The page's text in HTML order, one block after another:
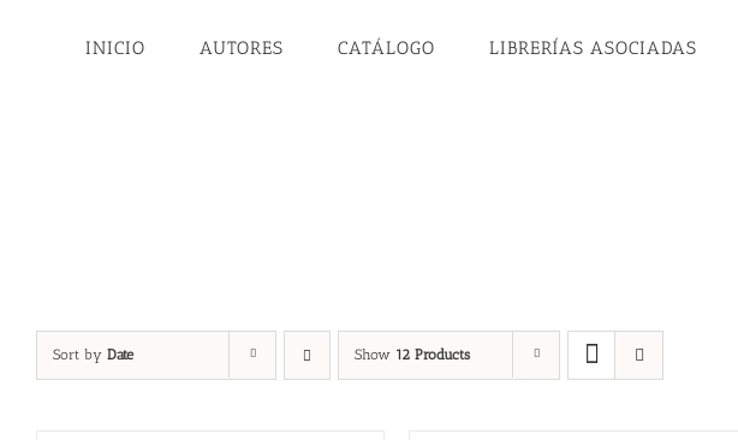
INICIO AUTORES CATÁLOGO LIBRERÍAS ASOCIADAS
Sort by Date Show 12 Products